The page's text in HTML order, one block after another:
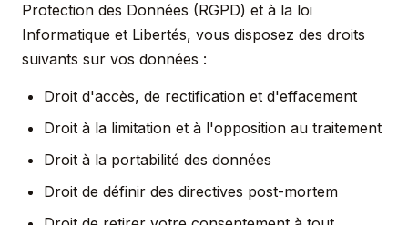
Protection des Données (RGPD) et à la loi
Informatique et Libertés, vous disposez des droits
suivants sur vos données :
Droit d'accès, de rectification et d'effacement
Droit à la limitation et à l'opposition au traitement
Droit à la portabilité des données
Droit de définir des directives post-mortem